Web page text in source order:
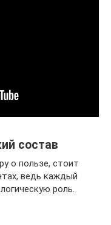
состав
о пользе, стоит
ведь каждый
роль.